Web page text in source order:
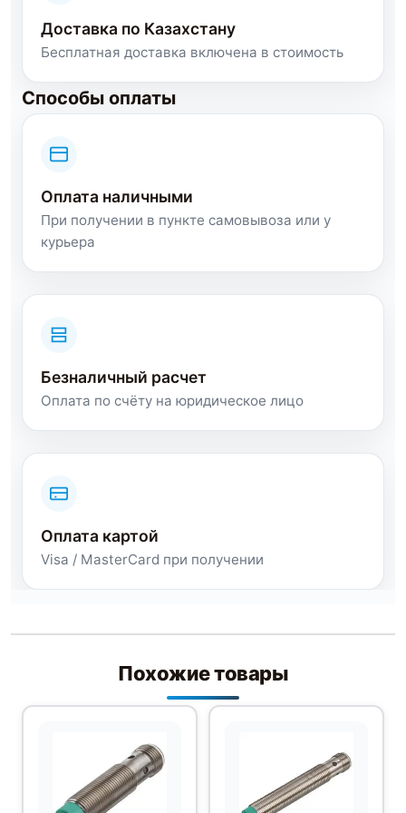
Доставка по Казахстану
Бесплатная доставка включена в стоимость
Способы оплаты
Оплата наличными
При получении в пункте самовывоза или у
курьера
Безналичный расчет
Оплата по счёту на юридическое лицо
Оплата картой
Visa / MasterCard при получении
Похожие товары